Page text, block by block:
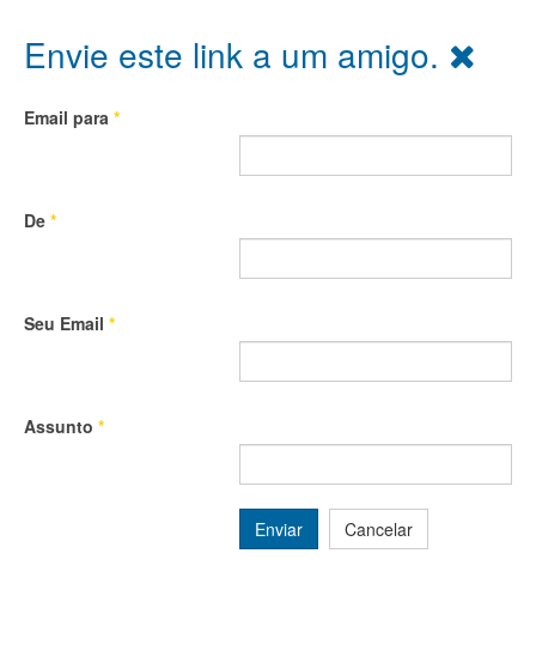
Envie este link a um amigo.
Email para *
De *
Seu Email *
Assunto *
Enviar Cancelar